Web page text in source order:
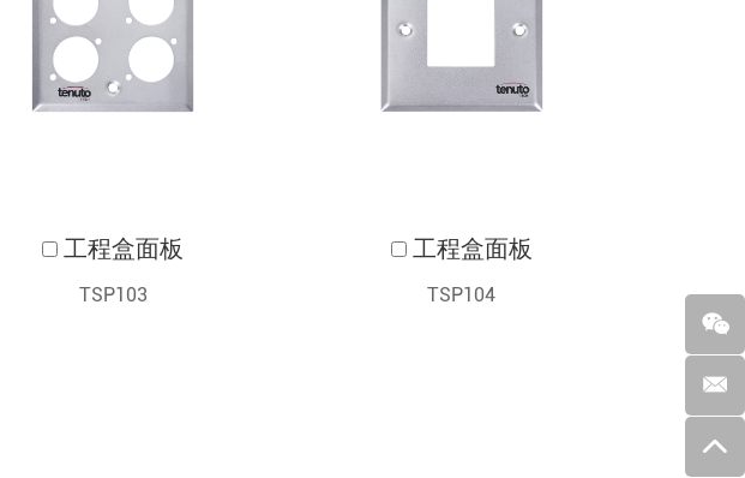
工程盒面板
TSP103
工程盒面板
TSP104